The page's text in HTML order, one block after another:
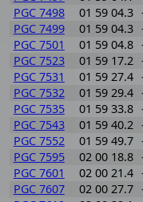
PGC 7498
01 59 04.3
PGC 7499
01 59 04.3
PGC 7501
01 59 04.8
PGC 7523
01 59 17.2
PGC 7531
01 59 27.4
PGC 7532
01 59 29.4
PGC 7535
01 59 33.8
PGC 7543
01 59 40.2
PGC 7552
01 59 49.7
PGC 7595
02 00 18.8
PGC 7601
02 00 21.4
PGC 7607
02 00 27.7